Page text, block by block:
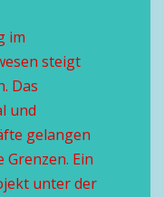
im
steigt
Das
und
gelangen
Ein
unter der